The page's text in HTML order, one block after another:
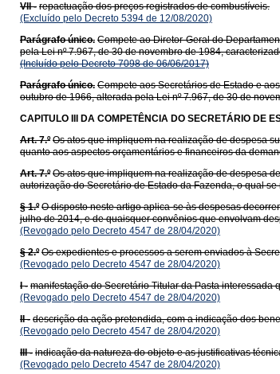
VII - repactuação dos preços registrados de combustíveis.
(Excluído pelo Decreto 5394 de 12/08/2020)
Parágrafo único. Compete ao Diretor-Geral do
pela Lei nº 7.967, de 30 de novembro de 1984,
(Incluído pelo Decreto 7098 de 06/06/2017)
Parágrafo único. Compete aos Secretários de Estado e
outubro de 1966, alterada pela Lei nº 7.967, de 30 de
CAPITULO III
DA COMPETÊNCIA DO SECRETÁRIO DE
Art. 7.º Os atos que impliquem na realização de despesa
quanto aos aspectos orçamentários e financeiros da
Art. 7.º Os atos que impliquem na realização de despesa
autorização do Secretário de Estado da Fazenda, o qual
§ 1.º O disposto neste artigo aplica-se às despesas
julho de 2014, e de quaisquer convênios que envolvam
(Revogado pelo Decreto 4547 de 28/04/2020)
§ 2.º Os expedientes e processos a serem enviados à
(Revogado pelo Decreto 4547 de 28/04/2020)
I - manifestação do Secretário Titular da Pasta interessada
(Revogado pelo Decreto 4547 de 28/04/2020)
II - descrição da ação pretendida, com a indicação dos
(Revogado pelo Decreto 4547 de 28/04/2020)
III - indicação da natureza do objeto e as justificativas
(Revogado pelo Decreto 4547 de 28/04/2020)